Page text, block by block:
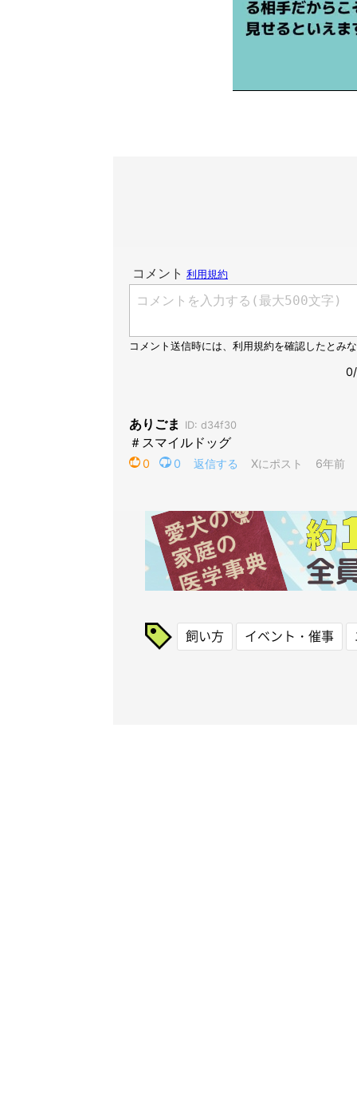
飼い方 イベント・催事